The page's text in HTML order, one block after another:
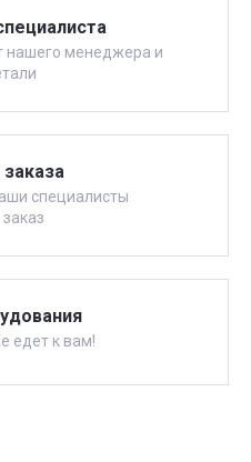
нашего менеджера и
специалисты
едет к вам!